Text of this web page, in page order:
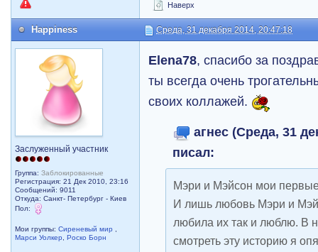
Наверх
Happiness Среда, 31 декабря 2014, 20:47:18
Заслуженный участник
Группа:Заблокированные
Регистрация: 21 Дек 2010, 23:16
Сообщений: 9011
Откуда: Санкт- Петербург - Киев
Пол:
Мои группы:Сиреневый мир ,
Марси Уолкер, Роско Борн
Elena78, спасибо за
ты всегда очень
своих коллажей.
агнес (Среда, 31
писал:
Мэри и Мэйсон мои
И лишь любовь Мэри и
любила их так и люблю. В
смотреть эту историю я